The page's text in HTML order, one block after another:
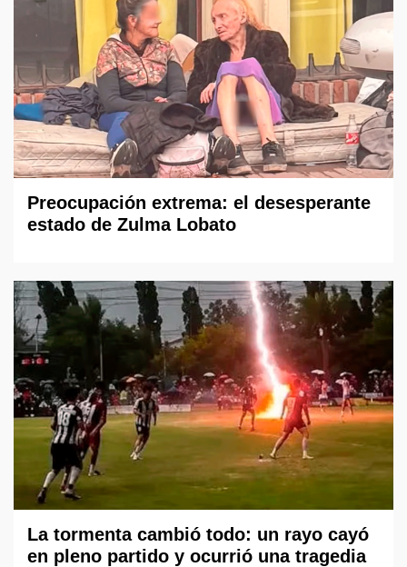
Preocupación extrema: el desesperante
estado de Zulma Lobato
La tormenta cambió todo: un rayo cayó
en pleno partido y ocurrió una tragedia